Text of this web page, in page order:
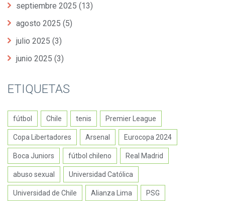
septiembre 2025 (13)
agosto 2025 (5)
julio 2025 (3)
junio 2025 (3)
ETIQUETAS
fútbol Chile tenis Premier League
Copa Libertadores Arsenal Eurocopa 2024
Boca Juniors fútbol chileno Real Madrid
abuso sexual Universidad Católica
Universidad de Chile Alianza Lima PSG